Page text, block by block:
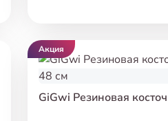
Акция
GiGwi Резиновая